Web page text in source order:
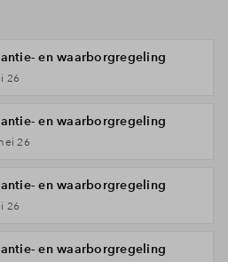
en waarborgregeling
26
en waarborgregeling
26
en waarborgregeling
26
en waarborgregeling